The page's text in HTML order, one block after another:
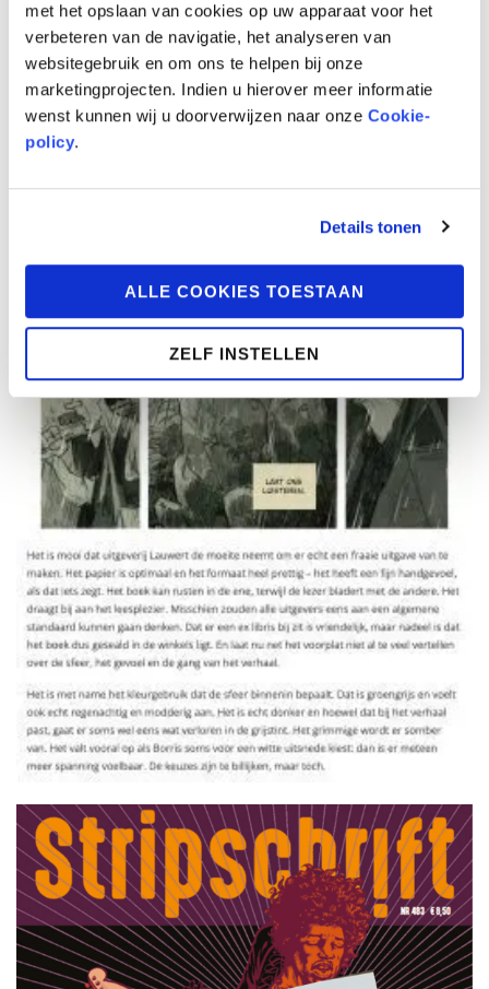
met het opslaan van cookies op uw apparaat voor het
verbeteren van de navigatie, het analyseren van
websitegebruik en om ons te helpen bij onze
marketingprojecten. Indien u hierover meer informatie
wenst kunnen wij u doorverwijzen naar onze Cookie-
policy.
Details tonen
ALLE COOKIES TOESTAAN
ZELF INSTELLEN